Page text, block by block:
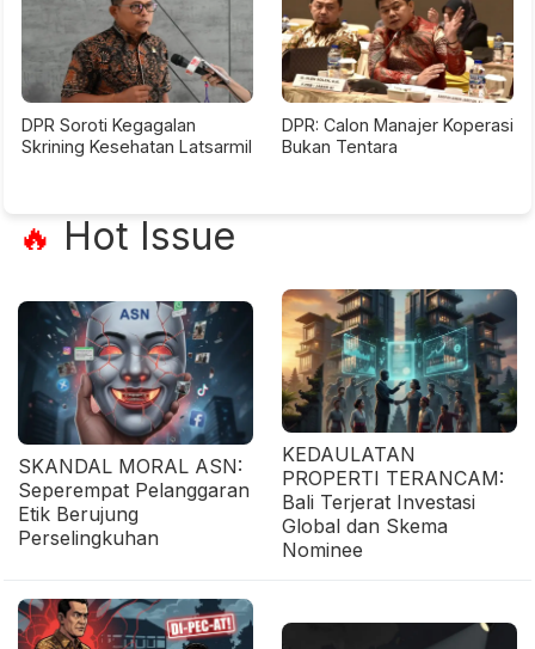
DPR Soroti Kegagalan
Skrining Kesehatan Latsarmil
DPR: Calon Manajer Koperasi
Bukan Tentara
🔥 Hot Issue
SKANDAL MORAL ASN:
Seperempat Pelanggaran
Etik Berujung
Perselingkuhan
KEDAULATAN
PROPERTI TERANCAM:
Bali Terjerat Investasi
Global dan Skema
Nominee